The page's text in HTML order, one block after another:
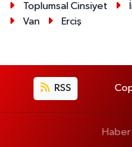
Toplumsal Cinsiyet
Van
Erciş
RSS
Haber